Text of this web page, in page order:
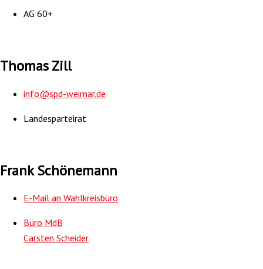
AG 60+
Thomas Zill
info@spd-weimar.de
Landesparteirat
Frank Schönemann
E-Mail an Wahlkreisbüro
Büro MdB
Carsten Scheider